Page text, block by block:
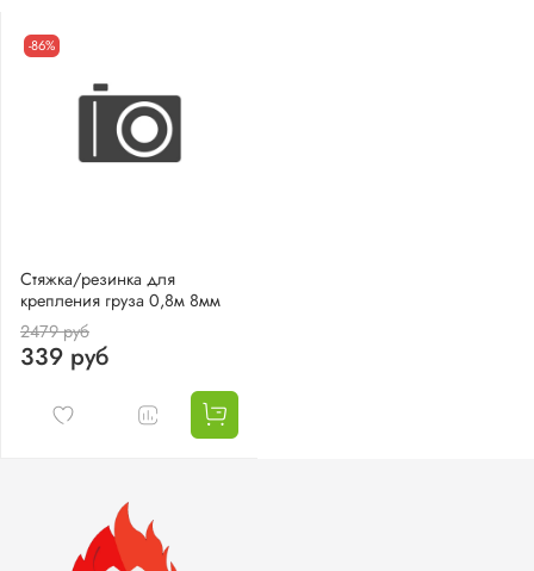
-86%
Стяжка/резинка для
крепления груза 0,8м 8мм
2479 руб
339 руб